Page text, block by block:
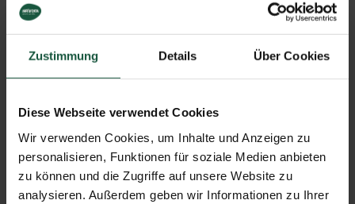
Zustimmung Details Über Cookies
Diese Webseite verwendet Cookies
Wir verwenden Cookies, um Inhalte und Anzeigen zu
personalisieren, Funktionen für soziale Medien anbieten
zu können und die Zugriffe auf unsere Website zu
analysieren. Außerdem geben wir Informationen zu Ihrer
4 EL
Curry Mango Sauce
1/2 TL
+ 1/2
TL
Atlantik Meersalz, fein
Weitere Zutaten
3 Stück Karotten, groß